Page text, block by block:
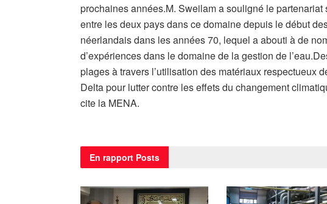
prochaines années.M. Sweilam a souligné le
entre les deux pays dans ce domaine depuis le début
néerlandais dans les années 70, lequel a abouti à de
d’expériences dans le domaine de la gestion de
plages à travers l’utilisation des matériaux respectueux
Delta pour lutter contre les effets du changement
cite la MENA.
En rapport Posts